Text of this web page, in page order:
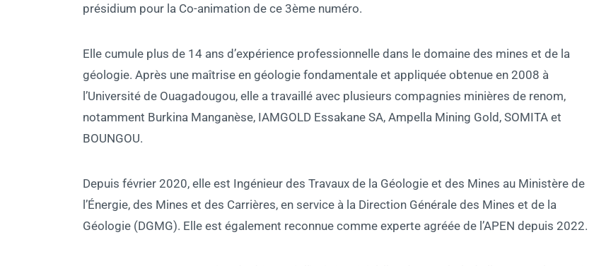
présidium pour la Co-animation de ce 3ème numéro.
Elle cumule plus de 14 ans d’expérience professionnelle dans le domaine des mines et de la
géologie. Après une maîtrise en géologie fondamentale et appliquée obtenue en 2008 à
l’Université de Ouagadougou, elle a travaillé avec plusieurs compagnies minières de renom,
notamment Burkina Manganèse, IAMGOLD Essakane SA, Ampella Mining Gold, SOMITA et
BOUNGOU.
Depuis février 2020, elle est Ingénieur des Travaux de la Géologie et des Mines au Ministère de
l’Énergie, des Mines et des Carrières, en service à la Direction Générale des Mines et de la
Géologie (DGMG). Elle est également reconnue comme experte agréée de l’APEN depuis 2022.